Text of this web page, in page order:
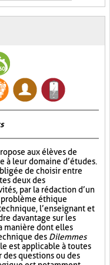
aux élèves de
à leur domaine d’études.
de choisir entre
deux des
par la rédaction d’un
éthique
l’enseignant et
davantage sur les
manière dont elles
des Dilemmes
est applicable à toutes
questions ou des